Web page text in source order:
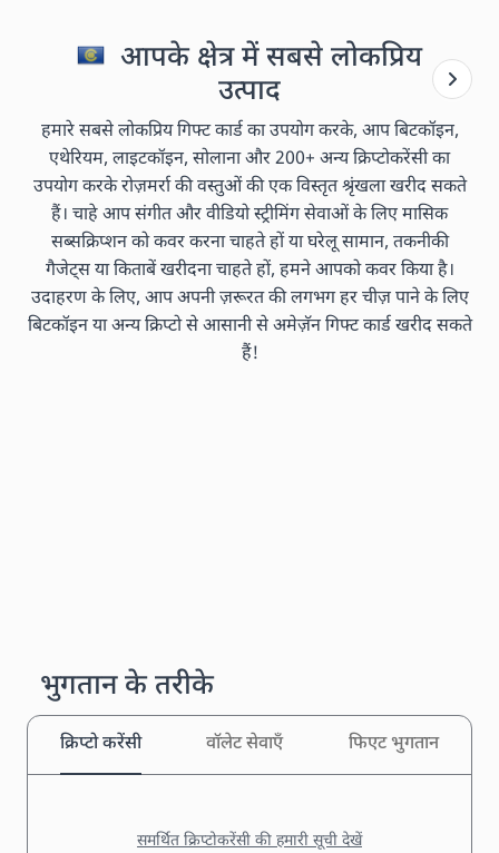
आपके क्षेत्र में सबसे लोकप्रिय
उत्पाद
हमारे सबसे लोकप्रिय गिफ्ट कार्ड का उपयोग करके, आप बिटकॉइन,
एथेरियम, लाइटकॉइन, सोलाना और 200+ अन्य क्रिप्टोकरेंसी का
उपयोग करके रोज़मर्रा की वस्तुओं की एक विस्तृत श्रृंखला खरीद सकते
हैं। चाहे आप संगीत और वीडियो स्ट्रीमिंग सेवाओं के लिए मासिक
सब्सक्रिप्शन को कवर करना चाहते हों या घरेलू सामान, तकनीकी
गैजेट्स या किताबें खरीदना चाहते हों, हमने आपको कवर किया है।
उदाहरण के लिए, आप अपनी ज़रूरत की लगभग हर चीज़ पाने के लिए
बिटकॉइन या अन्य क्रिप्टो से आसानी से अमेज़ॅन गिफ्ट कार्ड खरीद सकते
हैं!
भुगतान के तरीके
क्रिप्टो करेंसी वॉलेट सेवाएँ फिएट भुगतान
समर्थित क्रिप्टोकरेंसी की हमारी सूची देखें